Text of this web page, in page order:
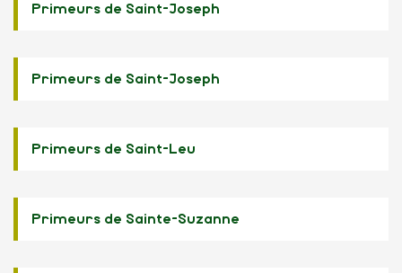
Primeurs de Saint-Joseph
Primeurs de Saint-Joseph
Primeurs de Saint-Leu
Primeurs de Sainte-Suzanne